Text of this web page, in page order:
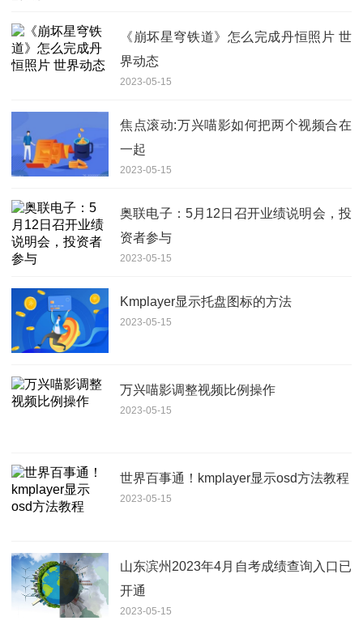
《崩坏星穹铁道》怎么完成丹恒照片 世
界动态
2023-05-15
焦点滚动:万兴喵影如何把两个视频合在
一起
2023-05-15
奥联电子：5月12日召开业绩说明会，投
资者参与
2023-05-15
Kmplayer显示托盘图标的方法
2023-05-15
万兴喵影调整视频比例操作
2023-05-15
世界百事通！kmplayer显示osd方法教程
2023-05-15
山东滨州2023年4月自考成绩查询入口已
开通
2023-05-15